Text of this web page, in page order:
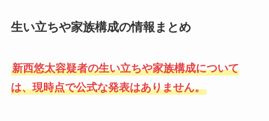
生い立ちや家族構成の情報まとめ
新西悠太容疑者の生い立ちや家族構成について
は、現時点で公式な発表はありません。